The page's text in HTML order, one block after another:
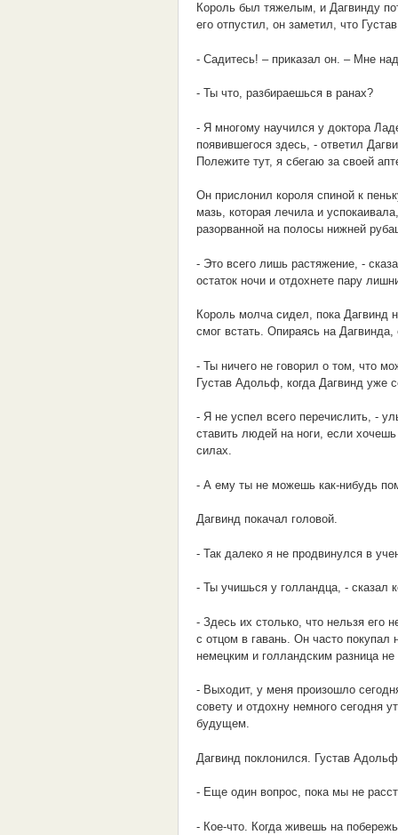
Король был тяжелым, и Дагвинду
его отпустил, он заметил, что
- Садитесь! – приказал он. – Мне
- Ты что, разбираешься в ранах?
- Я многому научился у доктора
появившегося здесь, - ответил
Полежите тут, я сбегаю за своей
Он прислонил короля спиной к
мазь, которая лечила и
разорванной на полосы нижней
- Это всего лишь растяжение, -
остаток ночи и отдохнете пару
Король молча сидел, пока Дагвинд
смог встать. Опираясь на
- Ты ничего не говорил о том, что
Густав Адольф, когда Дагвинд уже
- Я не успел всего перечислить, -
ставить людей на ноги, если
силах.
- А ему ты не можешь как-нибудь
Дагвинд покачал головой.
- Так далеко я не продвинулся в
- Ты учишься у голландца, - сказал
- Здесь их столько, что нельзя его
с отцом в гавань. Он часто
немецким и голландским разница не
- Выходит, у меня произошло
совету и отдохну немного сегодня
будущем.
Дагвинд поклонился. Густав
- Еще один вопрос, пока мы не
- Кое-что. Когда живешь на